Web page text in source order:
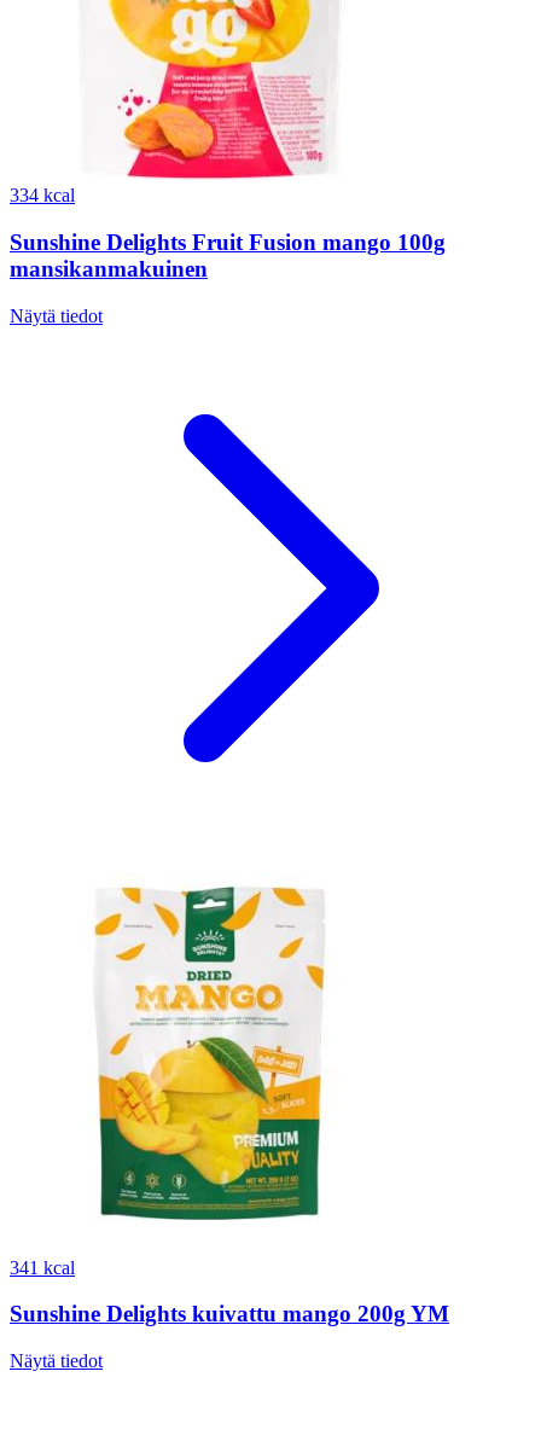
334 kcal
Sunshine Delights Fruit Fusion mango 100g
mansikanmakuinen
Näytä tiedot
341 kcal
Sunshine Delights kuivattu mango 200g YM
Näytä tiedot